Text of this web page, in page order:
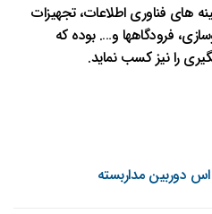
های فناوری اطلاعات، تجهیزات
فرودگاهها و…. بوده که
را نیز کسب نماید.
دوربین مداربسته